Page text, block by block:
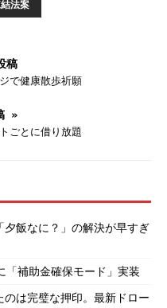
法案
稿
で健康散歩祈願
»
ごとに借り放題
夕飯なに？」の解決が早すぎ
補助金確保モード」実装
は完璧な押印。最新ドロー